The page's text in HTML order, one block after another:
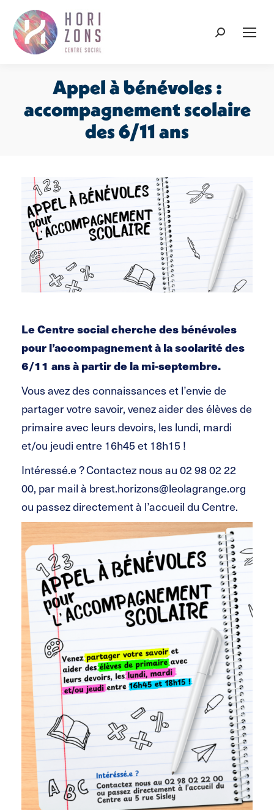
Recherche
Appel à bénévoles :
accompagnement scolaire
des 6/11 ans
Le Centre social cherche des bénévoles
pour l’accompagnement à la scolarité des
6/11 ans à partir de la mi-septembre.
Vous avez des connaissances et l’envie de
partager votre savoir, venez aider des élèves de
primaire avec leurs devoirs, les lundi, mardi
et/ou jeudi entre 16h45 et 18h15 !
Intéressé.e ? Contactez nous au 02 98 02 22
00, par mail à brest.horizons@leolagrange.org
ou passez directement à l’accueil du Centre.